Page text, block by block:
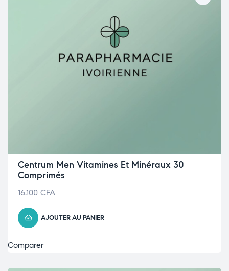
Centrum Men Vitamines Et Minéraux 30
Comprimés
16.100 CFA
AJOUTER AU PANIER
Comparer